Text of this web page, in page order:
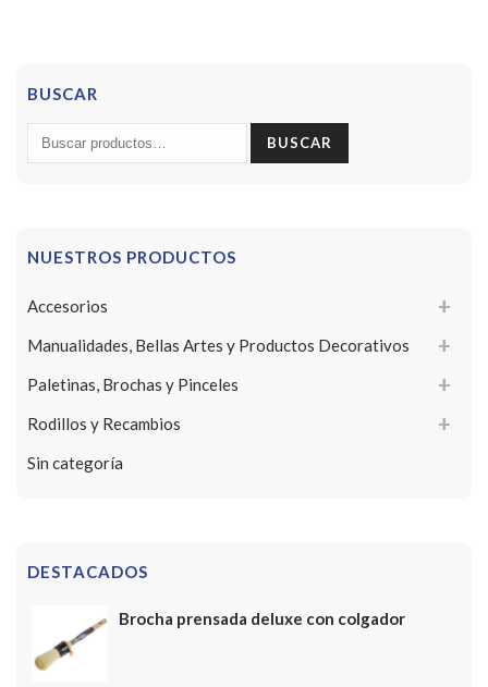
BUSCAR
Buscar
por:
BUSCAR
NUESTROS PRODUCTOS
Accesorios
Manualidades, Bellas Artes y Productos Decorativos
Paletinas, Brochas y Pinceles
Rodillos y Recambios
Sin categoría
DESTACADOS
Brocha prensada deluxe con colgador